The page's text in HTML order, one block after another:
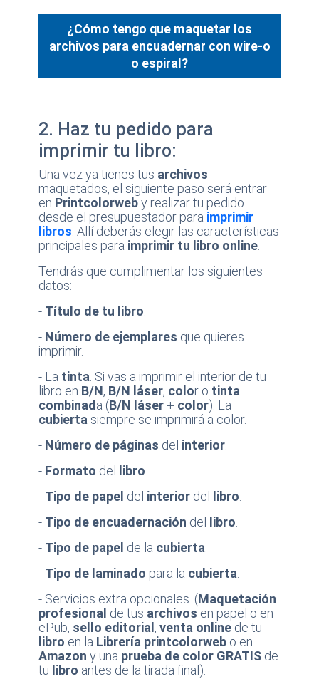
¿Cómo tengo que maquetar los
archivos para encuadernar con wire-o
o espiral?
2. Haz tu pedido para
imprimir tu libro:
Una vez ya tienes tus archivos
maquetados, el siguiente paso será entrar
en Printcolorweby realizar tu pedido
desde el presupuestador para imprimir
libros. Allí deberás elegir las características
principales para imprimir tu libro online.
Tendrás que cumplimentar los siguientes
datos:
- Título de tu libro.
- Número de ejemplares que quieres
imprimir.
- La tinta. Si vas a imprimir el interior de tu
libro en B/N, B/N láser, color o tinta
combinada (B/N láser+ color). La
cubiertasiempre se imprimirá a color.
- Número de páginas del interior.
- Formato del libro.
- Tipo de papel del interiordel libro.
- Tipo de encuadernación del libro.
- Tipo de papel de la cubierta.
- Tipo de laminado para la cubierta.
- Servicios extra opcionales. (Maquetación
profesional de tus archivos en papel o en
ePub, sello editorial , venta onlinede tu
libro en la Librería printcolorwebo en
Amazon y una prueba de color GRATISde
tu libro antes de la tirada final).